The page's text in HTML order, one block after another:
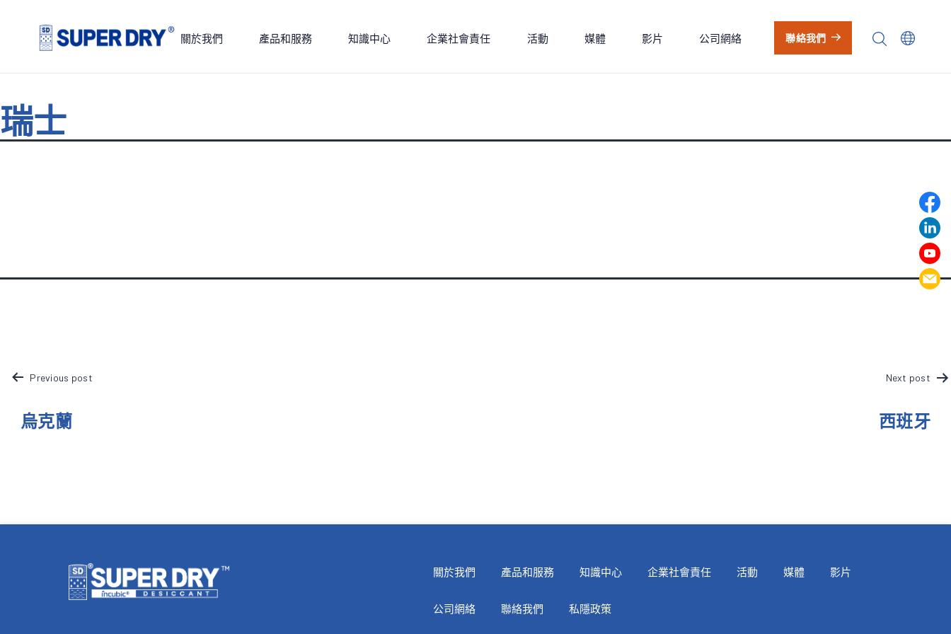
關於我們 產品和服務 知識中心 企業社會責任 活動 媒體 影片 公司網絡 聯絡我們
瑞士
文
章
Previous post
烏克蘭
Next post
西班牙
關於我們 產品和服務 知識中心 企業社會責任 活動 媒體 影片
公司網絡 聯絡我們 私隱政策